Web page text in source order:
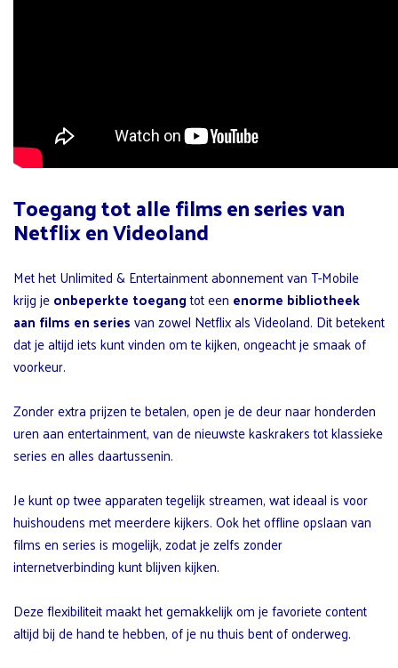
Toegang tot alle films en series van
Netflix en Videoland
Met het Unlimited & Entertainment abonnement van T-Mobile
krijg jeonbeperkte toegangtot een enorme bibliotheek
aan films en seriesvan zowel Netflix als Videoland. Dit betekent
dat je altijd iets kunt vinden om te kijken, ongeacht je smaak of
voorkeur.
Zonder extra prijzen te betalen, open je de deur naar honderden
uren aan entertainment, van de nieuwste kaskrakers tot klassieke
series en alles daartussenin.
Je kunt op twee apparaten tegelijk streamen, wat ideaal is voor
huishoudens met meerdere kijkers. Ook het offline opslaan van
films en series is mogelijk, zodat je zelfs zonder
internetverbinding kunt blijven kijken.
Deze flexibiliteit maakt het gemakkelijk om je favoriete content
altijd bij de hand te hebben, of je nu thuis bent of onderweg.